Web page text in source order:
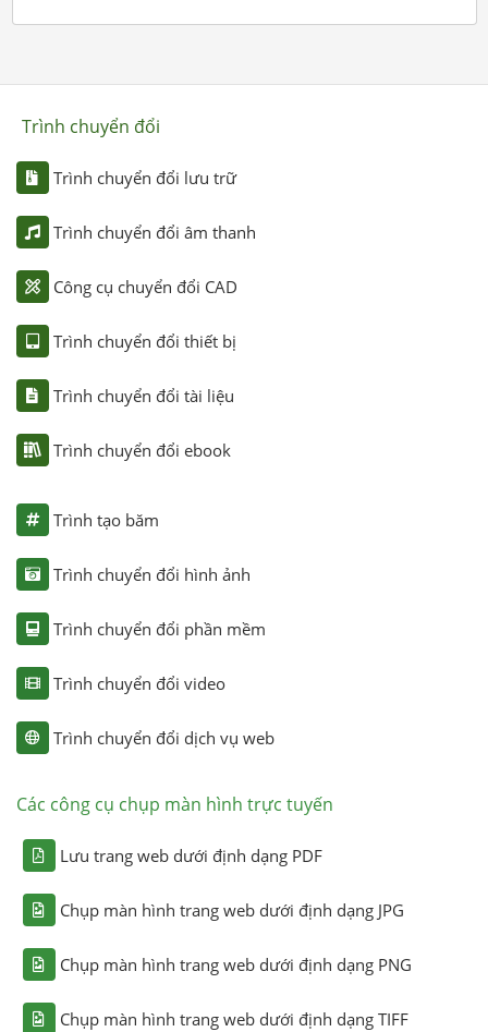
Trình chuyển đổi
Trình chuyển đổi lưu trữ
Trình chuyển đổi âm thanh
Công cụ chuyển đổi CAD
Trình chuyển đổi thiết bị
Trình chuyển đổi tài liệu
Trình chuyển đổi ebook
Trình tạo băm
Trình chuyển đổi hình ảnh
Trình chuyển đổi phần mềm
Trình chuyển đổi video
Trình chuyển đổi dịch vụ web
Các công cụ chụp màn hình trực tuyến
Lưu trang web dưới định dạng PDF
Chụp màn hình trang web dưới định dạng JPG
Chụp màn hình trang web dưới định dạng PNG
Chụp màn hình trang web dưới định dạng TIFF